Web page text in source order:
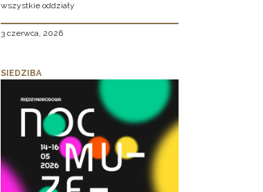
wszystkie oddziały
3 czerwca, 2026
SIEDZIBA